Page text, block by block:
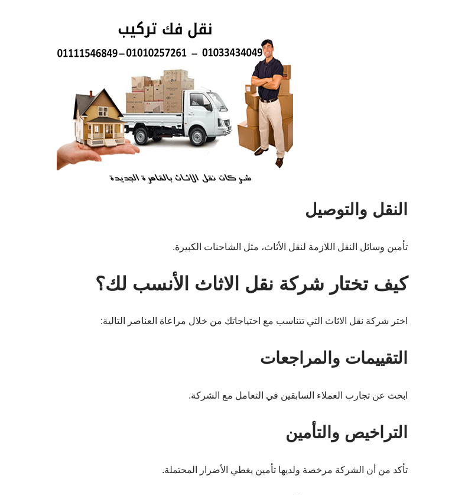
النقل والتوصيل
تأمين وسائل النقل اللازمة لنقل الأثاث، مثل الشاحنات الكبيرة.
كيف تختار شركة نقل الاثاث الأنسب لك؟
اختر شركة نقل الاثاث التي تتناسب مع احتياجاتك من خلال مراعاة العناصر التالية:
التقييمات والمراجعات
ابحث عن تجارب العملاء السابقين في التعامل مع الشركة.
التراخيص والتأمين
تأكد من أن الشركة مرخصة ولديها تأمين يغطي الأضرار المحتملة.